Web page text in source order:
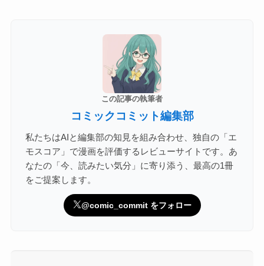
この記事の執筆者
コミックコミット編集部
私たちはAIと編集部の知見を組み合わせ、独自の「エ
モスコア」で漫画を評価するレビューサイトです。あ
なたの「今、読みたい気分」に寄り添う、最高の1冊
をご提案します。
@comic_commit をフォロー